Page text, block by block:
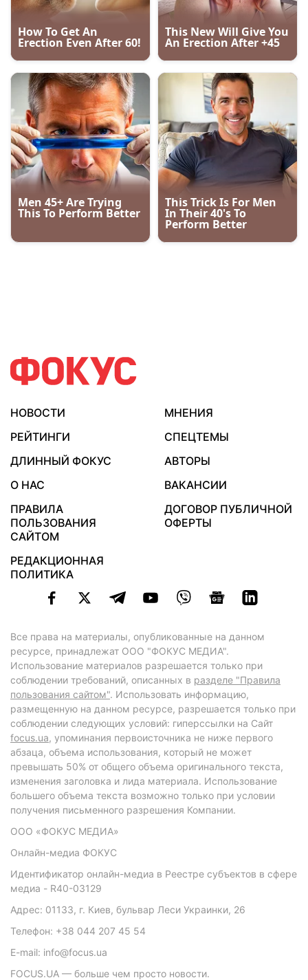
НОВОСТИ
МНЕНИЯ
РЕЙТИНГИ
СПЕЦТЕМЫ
ДЛИННЫЙ ФОКУС
АВТОРЫ
О НАС
ВАКАНСИИ
ПРАВИЛА
ПОЛЬЗОВАНИЯ
САЙТОМ
ДОГОВОР ПУБЛИЧНОЙ
ОФЕРТЫ
РЕДАКЦИОННАЯ
ПОЛИТИКА
Все права на материалы, опубликованные на данном
ресурсе, принадлежат ООО "ФОКУС МЕДИА".
Использование материалов разрешается только при
соблюдении требований, описанных в разделе "Правила
пользования сайтом". Использовать информацию,
размещенную на данном ресурсе, разрешается только при
соблюдении следующих условий: гиперссылки на Сайт
focus.ua, упоминания первоисточника не ниже первого
абзаца, объема использования, который не может
превышать 50% от общего объема оригинального текста,
изменения заголовка и лида материала. Использование
большего объема текста возможно только при условии
получения письменного разрешения Компании.
ООО «ФОКУС МЕДИА»
Онлайн-медиа ФОКУС
Идентификатор онлайн-медиа в Реестре субъектов в сфере
медиа - R40-03129
Адрес: 01133, г. Киев, бульвар Леси Украинки, 26
Телефон: +38 044 207 45 54
E-mail: info@focus.ua
FOCUS.UA — больше чем просто новости.